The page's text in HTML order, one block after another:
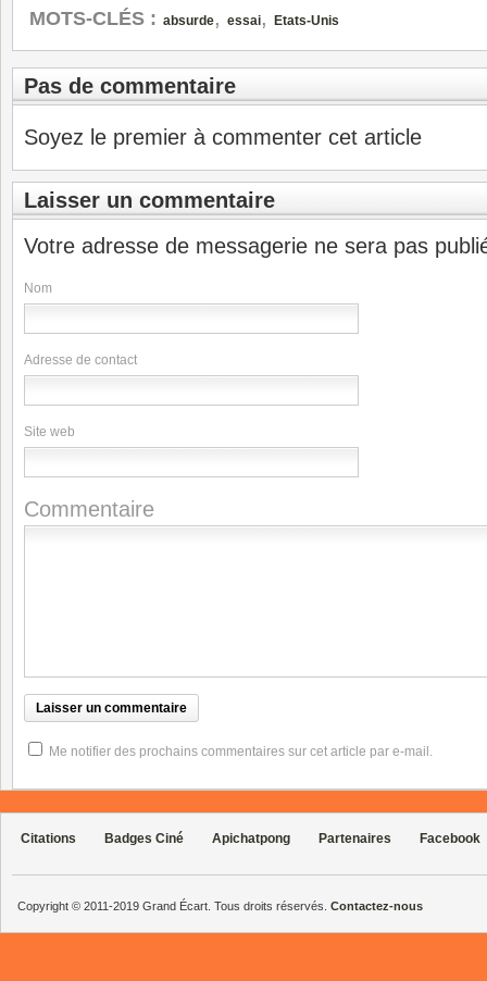
MOTS-CLÉS : absurde, essai, Etats-Unis
Pas de commentaire
Soyez le premier à commenter cet article
Laisser un commentaire
Votre adresse de messagerie ne sera pas
Nom
Adresse de contact
Site web
Commentaire
Me notifier des prochains commentaires sur cet article par e-mail.
Citations Badges Ciné Apichatpong Partenaires Facebook
Copyright © 2011-2019 Grand Écart. Tous droits réservés. Contactez-nous